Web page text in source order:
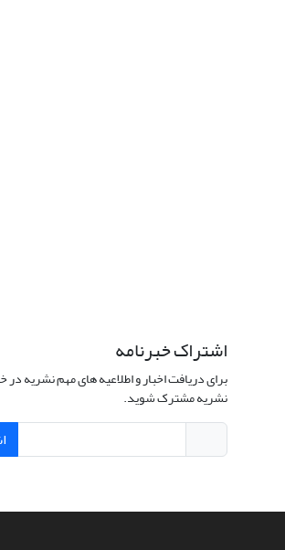
اشتراک خبرنامه
برای دریافت اخبار و اطلاعیه های مهم نشریه در
نشریه مشترک شوید.